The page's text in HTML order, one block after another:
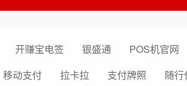
开赚宝电签 银盛通 POS机官网
移动支付 拉卡拉 支付牌照 随行